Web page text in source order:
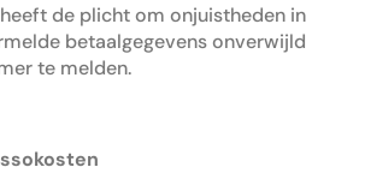
de plicht om onjuistheden in
betaalgegevens onverwijld
te melden.